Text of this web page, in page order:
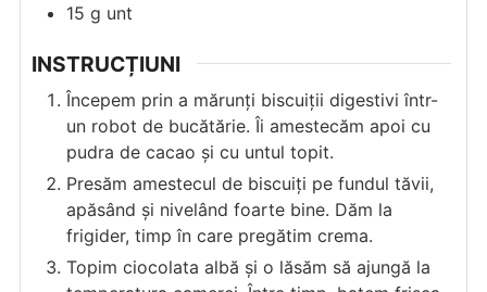
15 g unt
INSTRUCȚIUNI
Începem prin a mărunți biscuiții digestivi într-
un robot de bucătărie. Îi amestecăm apoi cu
pudra de cacao și cu untul topit.
Presăm amestecul de biscuiți pe fundul tăvii,
apăsând și nivelând foarte bine. Dăm la
frigider, timp în care pregătim crema.
Topim ciocolata albă și o lăsăm să ajungă la